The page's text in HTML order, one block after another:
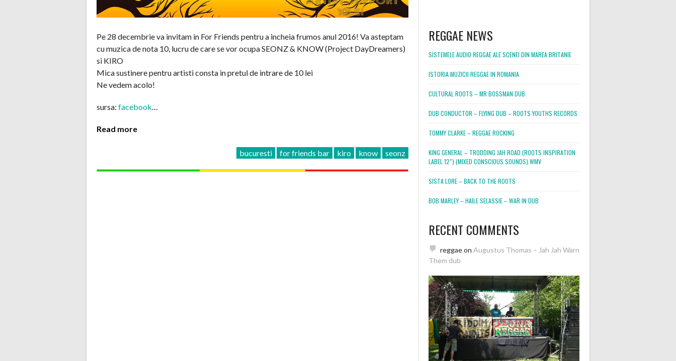
Pe 28 decembrie va invitam in For Friends pentru a incheia frumos anul 2016! Va asteptam
cu muzica de nota 10, lucru de care se vor ocupa SEONZ & KNOW (Project DayDreamers)
si KIRO
Mica sustinere pentru artisti consta in pretul de intrare de 10 lei
Ne vedem acolo!
sursa: facebook…
Read more
bucuresti for friends bar kiro know seonz
REGGAE NEWS
SISTEMELE AUDIO REGGAE ALE SCENEI DIN MAREA BRITANIE
ISTORIA MUZICII REGGAE IN ROMANIA
CULTURAL ROOTS – MR BOSSMAN DUB
DUB CONDUCTOR – FLYING DUB – ROOTS YOUTHS RECORDS
TOMMY CLARKE – REGGAE ROCKING
KING GENERAL – TRODDING JAH ROAD (ROOTS INSPIRATION
LABEL 12″) (MIXED CONSCIOUS SOUNDS).WMV
SISTA LORE – BACK TO THE ROOTS
BOB MARLEY – HAILE SELASSIE – WAR IN DUB
RECENT COMMENTS
reggaeon Augustus Thomas – Jah Jah Warn
Them dub